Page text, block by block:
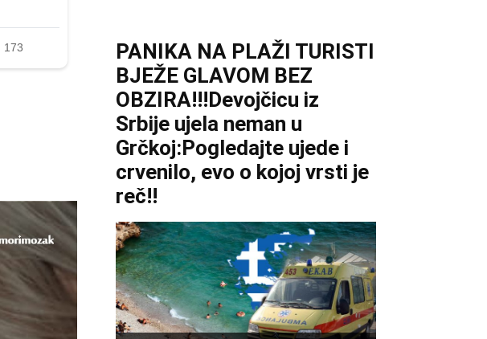
PANIKA NA PLAŽI TURISTI
BJEŽE GLAVOM BEZ
OBZIRA!!!Devojčicu iz
Srbije ujela neman u
Grčkoj:Pogledajte ujede i
crvenilo, evo o kojoj vrsti je
reč!!